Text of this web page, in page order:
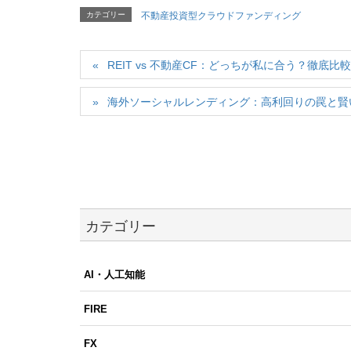
カテゴリー 不動産投資型クラウドファンディング
REIT vs 不動産CF：どっちが私に合う？徹底比較
海外ソーシャルレンディング：高利回りの罠と賢
カテゴリー
AI・人工知能
FIRE
FX